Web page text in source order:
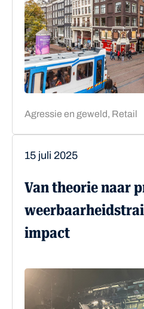
Agressie en geweld, Retail
15 juli 2025
Van theorie naar
impact